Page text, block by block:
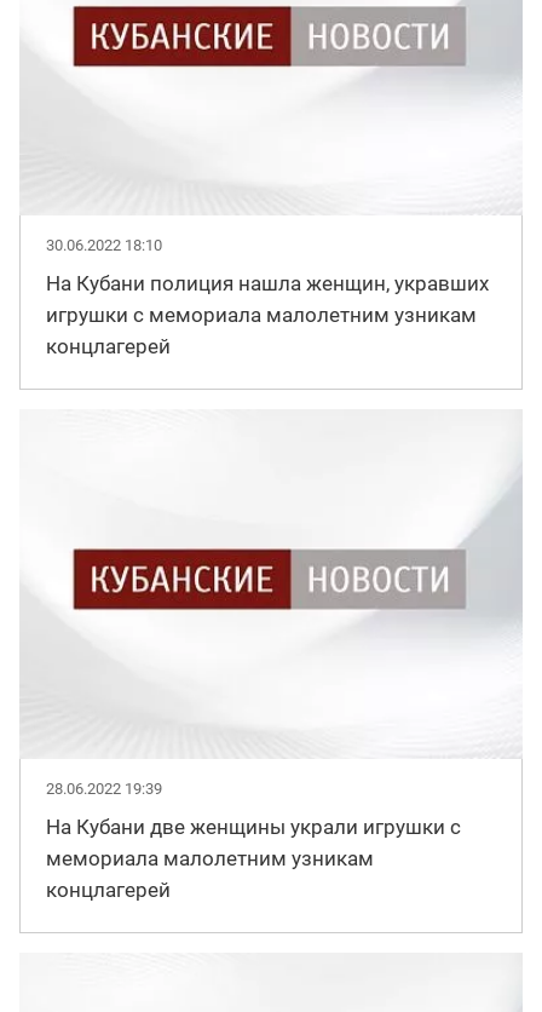
30.06.2022 18:10
На Кубани полиция нашла женщин, укравших
игрушки с мемориала малолетним узникам
концлагерей
28.06.2022 19:39
На Кубани две женщины украли игрушки с
мемориала малолетним узникам
концлагерей